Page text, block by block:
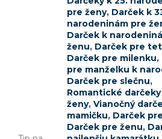
pre ženy, Darček k
narodeninám pre
Darček k
ženu, Darček pre
Darček pre milenku,
pre manželku k
Darček pre slečnu,
Romantické
ženy, Vianočný
mamičku, Darček
Darček pre ženu,